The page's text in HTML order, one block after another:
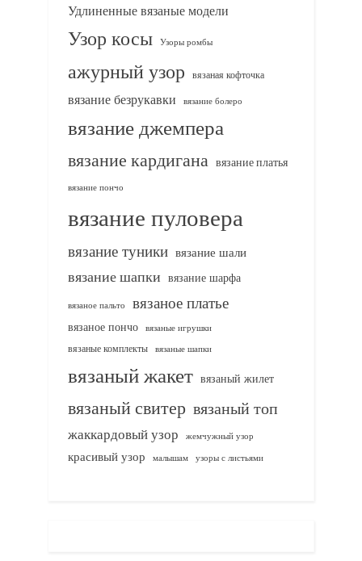
Удлиненные вязаные модели
Узор косы Узоры ромбы
ажурный узор вязаная кофточка
вязание безрукавки вязание болеро
вязание джемпера
вязание кардигана вязание платья
вязание пончо
вязание пуловера
вязание туники вязание шали
вязание шапки вязание шарфа
вязаное пальто вязаное платье
вязаное пончо вязаные игрушки
вязаные комплекты
вязаные шапки
вязаный жакет вязаный жилет
вязаный свитер вязаный топ
жаккардовый узор жемчужный узор
красивый узор малышам узоры с листьями